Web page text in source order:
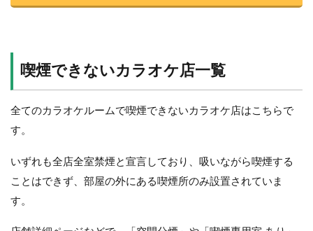
喫煙できないカラオケ店一覧
全てのカラオケルームで喫煙できないカラオケ店はこちらで
す。
いずれも全店全室禁煙と宣言しており、吸いながら喫煙する
ことはできず、部屋の外にある喫煙所のみ設置されていま
す。